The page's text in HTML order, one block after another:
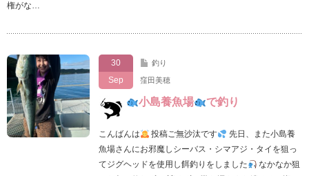
権がな…
30
Sep
釣り
窪田美穂
小島養魚場 で釣り
こんばんは 投稿ご無沙汰です
先日、また小島養
魚場さんにお邪魔しシーバス・シマアジ・タイを狙っ
てジグヘッドを使用し餌釣りをしました
なかなか狙